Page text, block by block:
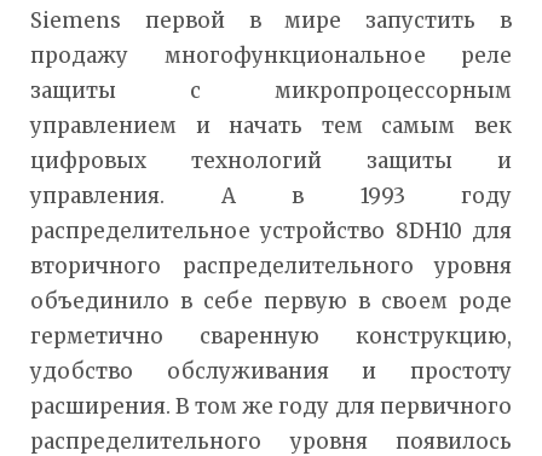
Siemens первой в мире запустить в
продажу многофункциональное реле
защиты с микропроцессорным
управлением и начать тем самым век
цифровых технологий защиты и
управления. А в 1993 году
распределительное устройство 8DH10 для
вторичного распределительного уровня
объединило в себе первую в своем роде
герметично сваренную конструкцию,
удобство обслуживания и простоту
расширения. В том же году для первичного
распределительного уровня появилось